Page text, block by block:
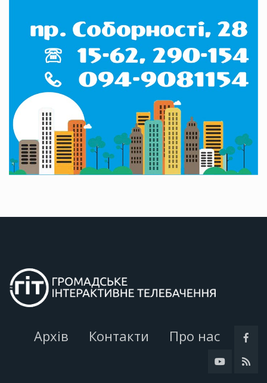
Архів Контакти Про нас